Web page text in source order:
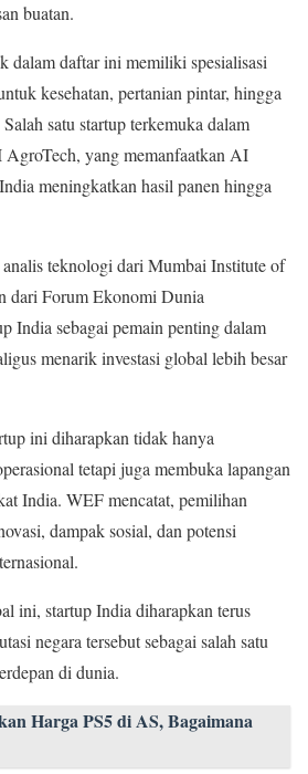
buatan.
dalam daftar ini memiliki spesialisasi
kesehatan, pertanian pintar, hingga
satu startup terkemuka dalam
AgroTech, yang memanfaatkan AI
meningkatkan hasil panen hingga
teknologi dari Mumbai Institute of
dari Forum Ekonomi Dunia
India sebagai pemain penting dalam
menarik investasi global lebih besar
ini diharapkan tidak hanya
tetapi juga membuka lapangan
India. WEF mencatat, pemilihan
dampak sosial, dan potensi
ini, startup India diharapkan terus
negara tersebut sebagai salah satu
di dunia.
Harga PS5 di AS, Bagaimana